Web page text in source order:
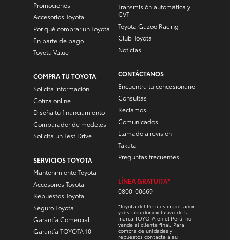
Promociones
Accesorios Toyota
Por qué comprar un Toyota
En parte de pago
Toyota Value
COMPRA TU TOYOTA
Solicita información
Cotiza online
Diseña tu financiamiento
Comparador de modelos
Solicita un Test Drive
SERVICIOS TOYOTA
Mantenimiento Toyota
Accesorios Toyota
Repuestos Toyota
Seguro Toyota
Garantía Comercial
Garantía TOYOTA 10
Transmisión automática y
CVT
Toyota Gazoo Racing
Club Toyota
Noticias
CONTÁCTANOS
Encuentra tu concesionario
Consultas
Reclamos
Comunicados
Llamado a revisión
Takata
Preguntas frecuentes
LÍNEA GRATUITA*
0800-00669
*Toyota del Perú es importador
y distribuidor exclusivo de la
marca TOYOTA en el Perú, no
vende al cliente final. Para
compra de unidades y
repuestos contacte a su